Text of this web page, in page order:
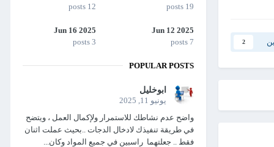
2
19 posts
12 posts
Jun 12 2025
7 posts
Jun 16 2025
3 posts
POPULAR POSTS
ابوخليل
يونيو 11, 2025
واضح عدم نشاطك للاستمرار ولإكمال العمل ، ويتضح
في طريقة تنفيذك لادخال الدجات ..بحيث عملت اثنان
فقط .. جعلتهما راسبين في جميع المواد وكان...